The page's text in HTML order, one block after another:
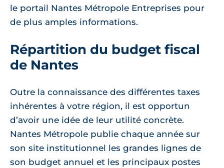
le portail Nantes Métropole Entreprises pour
de plus amples informations.
Répartition du budget fiscal
de Nantes
Outre la connaissance des différentes taxes
inhérentes à votre région, il est opportun
d’avoir une idée de leur utilité concrète.
Nantes Métropole publie chaque année sur
son site institutionnel les grandes lignes de
son budget annuel et les principaux postes